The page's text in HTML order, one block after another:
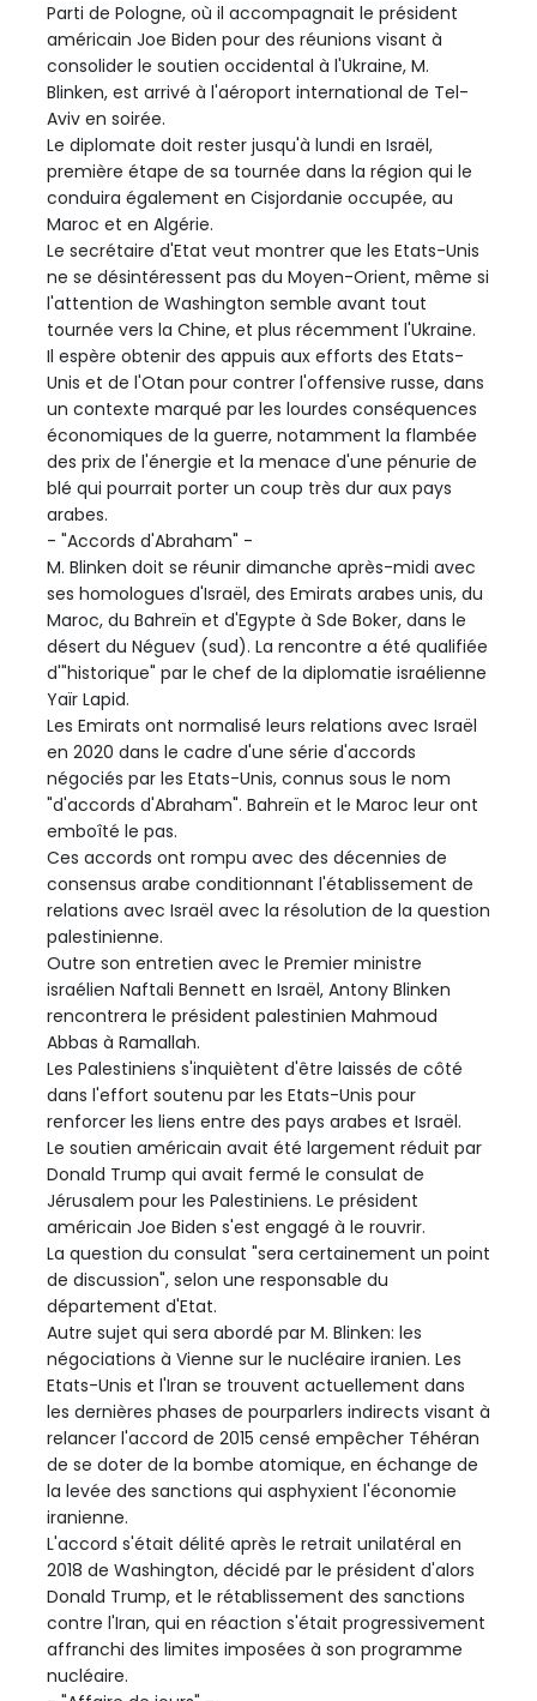
Parti de Pologne, où il accompagnait le président
américain Joe Biden pour des réunions visant à
consolider le soutien occidental à l'Ukraine, M.
Blinken, est arrivé à l'aéroport international de Tel-
Aviv en soirée.
Le diplomate doit rester jusqu'à lundi en Israël,
première étape de sa tournée dans la région qui le
conduira également en Cisjordanie occupée, au
Maroc et en Algérie.
Le secrétaire d'Etat veut montrer que les Etats-Unis
ne se désintéressent pas du Moyen-Orient, même si
l'attention de Washington semble avant tout
tournée vers la Chine, et plus récemment l'Ukraine.
Il espère obtenir des appuis aux efforts des Etats-
Unis et de l'Otan pour contrer l'offensive russe, dans
un contexte marqué par les lourdes conséquences
économiques de la guerre, notamment la flambée
des prix de l'énergie et la menace d'une pénurie de
blé qui pourrait porter un coup très dur aux pays
arabes.
- "Accords d'Abraham" -
M. Blinken doit se réunir dimanche après-midi avec
ses homologues d'Israël, des Emirats arabes unis, du
Maroc, du Bahreïn et d'Egypte à Sde Boker, dans le
désert du Néguev (sud). La rencontre a été qualifiée
d'"historique" par le chef de la diplomatie israélienne
Yaïr Lapid.
Les Emirats ont normalisé leurs relations avec Israël
en 2020 dans le cadre d'une série d'accords
négociés par les Etats-Unis, connus sous le nom
"d'accords d'Abraham". Bahreïn et le Maroc leur ont
emboîté le pas.
Ces accords ont rompu avec des décennies de
consensus arabe conditionnant l'établissement de
relations avec Israël avec la résolution de la question
palestinienne.
Outre son entretien avec le Premier ministre
israélien Naftali Bennett en Israël, Antony Blinken
rencontrera le président palestinien Mahmoud
Abbas à Ramallah.
Les Palestiniens s'inquiètent d'être laissés de côté
dans l'effort soutenu par les Etats-Unis pour
renforcer les liens entre des pays arabes et Israël.
Le soutien américain avait été largement réduit par
Donald Trump qui avait fermé le consulat de
Jérusalem pour les Palestiniens. Le président
américain Joe Biden s'est engagé à le rouvrir.
La question du consulat "sera certainement un point
de discussion", selon une responsable du
département d'Etat.
Autre sujet qui sera abordé par M. Blinken: les
négociations à Vienne sur le nucléaire iranien. Les
Etats-Unis et l'Iran se trouvent actuellement dans
les dernières phases de pourparlers indirects visant à
relancer l'accord de 2015 censé empêcher Téhéran
de se doter de la bombe atomique, en échange de
la levée des sanctions qui asphyxient l'économie
iranienne.
L'accord s'était délité après le retrait unilatéral en
2018 de Washington, décidé par le président d'alors
Donald Trump, et le rétablissement des sanctions
contre l'Iran, qui en réaction s'était progressivement
affranchi des limites imposées à son programme
nucléaire.